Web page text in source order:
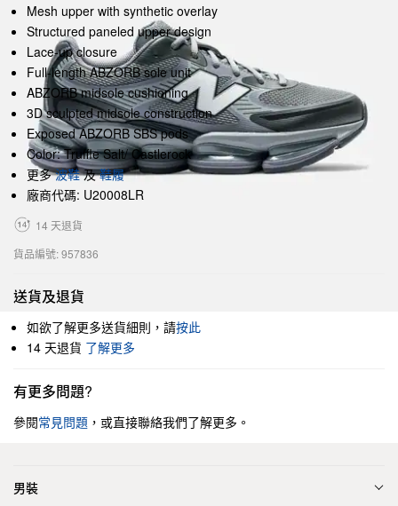
Mesh upper with synthetic overlay
Structured paneled upper design
Lace-up closure
Full-length ABZORB sole unit
ABZORB midsole cushioning
3D sculpted midsole construction
Exposed ABZORB SBS pods
Color: Truffle Salt/ Castlerock
更多波鞋及鞋履
廠商代碼: U20008LR
14 天退貨
貨品編號: 957836
送貨及退貨
如欲了解更多送貨細則，請按此
14 天退貨 了解更多
有更多問題?
參閱常見問題 ，或直接聯絡我們了解更多。
男裝